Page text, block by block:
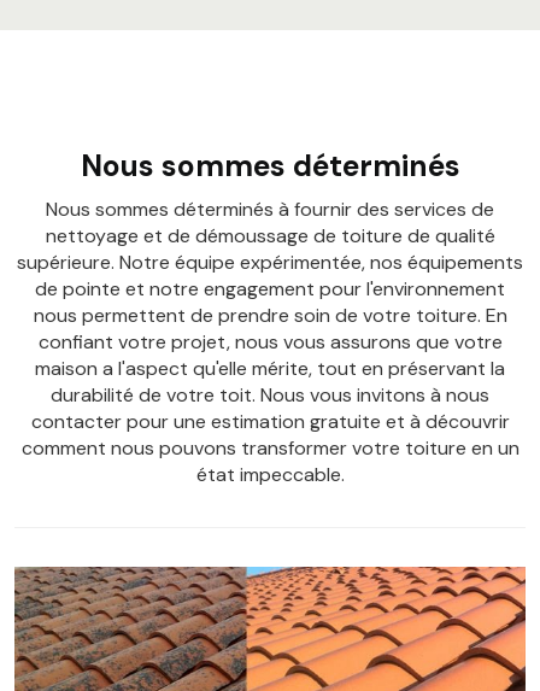
Nous sommes déterminés
Nous sommes déterminés à fournir des services de
nettoyage et de démoussage de toiture de qualité
supérieure. Notre équipe expérimentée, nos équipements
de pointe et notre engagement pour l'environnement
nous permettent de prendre soin de votre toiture. En
confiant votre projet, nous vous assurons que votre
maison a l'aspect qu'elle mérite, tout en préservant la
durabilité de votre toit. Nous vous invitons à nous
contacter pour une estimation gratuite et à découvrir
comment nous pouvons transformer votre toiture en un
état impeccable.